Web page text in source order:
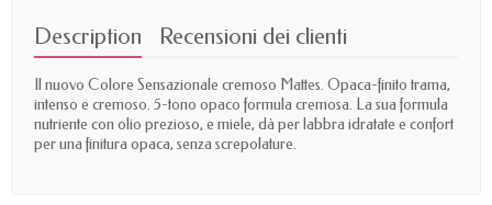
Description Recensioni dei clienti
Il nuovo Colore Sensazionale cremoso Mattes. Opaca-finito trama,
intenso e cremoso. 5-tono opaco formula cremosa. La sua formula
nutriente con olio prezioso, e miele, dà per labbra idratate e confort
per una finitura opaca, senza screpolature.